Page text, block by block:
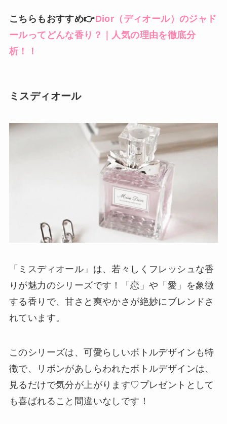
こちらもおすすめ👉Dior（ディオール）のジャド
ールってどんな香り？｜人気の理由を徹底分
析！！
ミスディオール
「ミスディオール」は、若々しくフレッシュな香
りが魅力のシリーズです！「恋」や「愛」を象徴
する香りで、甘さと爽やかさが絶妙にブレンドさ
れています。
このシリーズは、可愛らしいボトルデザインも特
徴で、リボンがあしらわれたボトルデザインは、
見るだけで気分が上がります♡プレゼントとして
も喜ばれること間違いなしです！